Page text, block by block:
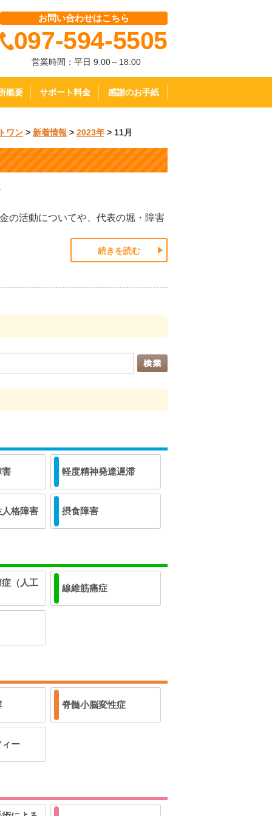
お問い合わせはこちら
097-594-5505
営業時間：平日 9:00～18:00
概要 サポート料金 感謝のお手紙
ワン > 新着情報 > 2023年 > 11月
の活動についてや、代表の堀・障害
続きを読む
害 軽度精神発達遅滞
格障害 摂食障害
（人工
線維筋痛症
脊髄小脳変性症
ー